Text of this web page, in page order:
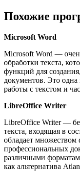
Похожие
Microsoft Word
Microsoft Word —
обработки текста,
функций для
документов. Это
работы с текстом и
LibreOffice Writer
LibreOffice Writer —
текста, входящая в
обладает множеством
профессиональных
различными
как альтернатива